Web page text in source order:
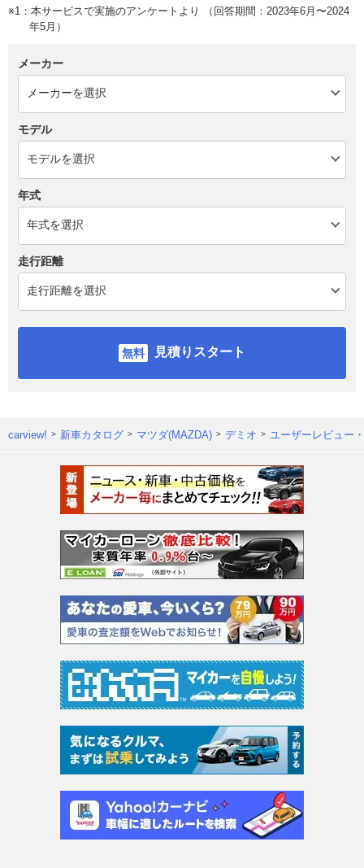
※1：本サービスで実施のアンケートより （回答期間：2023年6月〜2024
年5月）
メーカー
モデル
年式
走行距離
見積りスタート
carview! 新車カタログ マツダ(MAZDA) デミオ ユーザーレビュー